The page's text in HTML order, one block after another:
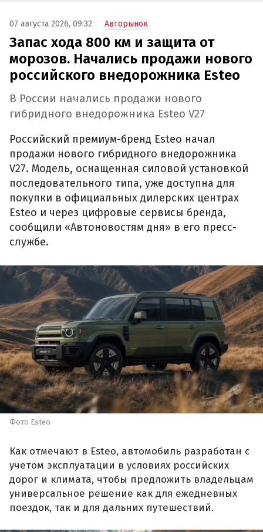
07 августа 2026, 09:32 Авторынок
Запас хода 800 км и защита от
морозов. Начались продажи нового
российского внедорожника Esteo
В России начались продажи нового
гибридного внедорожника Esteo V27
Российский премиум-бренд Esteo начал
продажи нового гибридного внедорожника
V27. Модель, оснащенная силовой установкой
последовательного типа, уже доступна для
покупки в официальных дилерских центрах
Esteo и через цифровые сервисы бренда,
сообщили «Автоновостям дня» в его пресс-
службе.
Фото Esteo
Как отмечают в Esteo, автомобиль разработан с
учетом эксплуатации в условиях российских
дорог и климата, чтобы предложить владельцам
универсальное решение как для ежедневных
поездок, так и для дальних путешествий.